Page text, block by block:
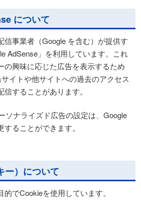
について
信事業者（Google を含む）が提供す
AdSense」を利用しています。これ
の興味に応じた広告を表示するため
イトや他サイトへの過去のアクセス
することがあります。
ソナライズド広告の設定は、Google
ることができます。
ー）について
でCookieを使用しています。